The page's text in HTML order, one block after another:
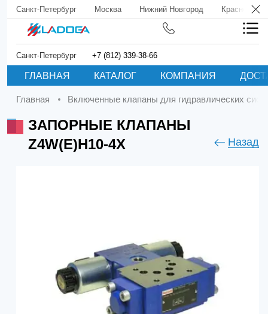
Санкт-Петербург Москва Нижний Новгород Краснодар
Санкт-Петербург +7 (812) 339-38-66
ГЛАВНАЯ КАТАЛОГ КОМПАНИЯ
Главная Включенные клапаны для гидравлических
ЗАПОРНЫЕ КЛАПАНЫ
Z4W(E)H10-4X
Назад